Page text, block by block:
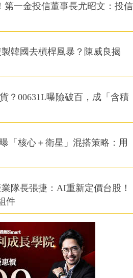
第一金投信董事長尤昭文：投信
韓國去槓桿風暴？陳威良揭
？00631L曝險破百，成「含積
「核心＋衛星」混搭策略：用
業隊長張捷：AI重新定價台股！
件